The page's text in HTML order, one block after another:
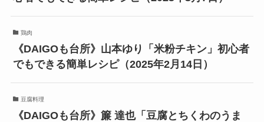
鶏肉
《DAIGOも台所》山本ゆり「米粉チキン」初心者
でもできる簡単レシピ（2025年2月14日）
豆腐料理
《DAIGOも台所》簾 達也「豆腐とちくわのうま